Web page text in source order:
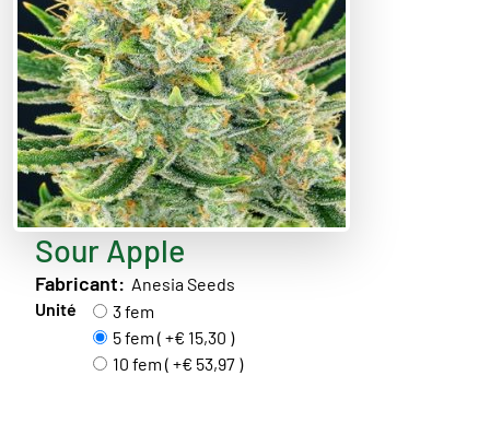
Sour Apple
Fabricant: Anesia Seeds
Unité
3 fem
5 fem ( +€ 15,30 )
10 fem ( +€ 53,97 )